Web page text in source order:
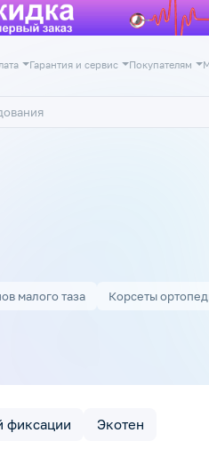
Гарантия и сервис Покупателям
малого таза Корсеты
фиксации Экотен